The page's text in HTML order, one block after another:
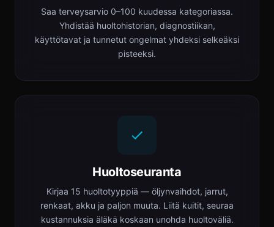
Saa terveysarvio 0–100 kuudessa kategoriassa.
Yhdistää huoltohistorian, diagnostiikan,
käyttötavat ja tunnetut ongelmat yhdeksi selkeäksi
pisteeksi.
Huoltoseuranta
Kirjaa 15 huoltotyyppiä — öljynvaihdot, jarrut,
renkaat, akku ja paljon muuta. Liitä kuitit, seuraa
kustannuksia äläkä koskaan unohda huoltoväliä.